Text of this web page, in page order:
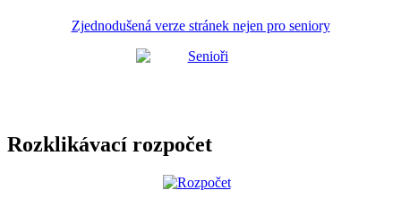
Zjednodušená verze stránek nejen pro seniory
Rozklikávací rozpočet